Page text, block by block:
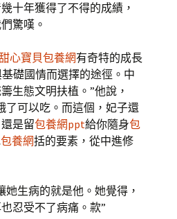
十年獲得了不得的成績，
驚嘆。
心寶貝包養網有奇特的成長
礎國情而選擇的途徑。中
生態文明扶植。”他說，
了可以吃。而這個，妃子還
是留包養網ppt給你隨身包
包養網括的要素，從中進修
生病的就是他。她覺得，
忍受不了病痛。款”